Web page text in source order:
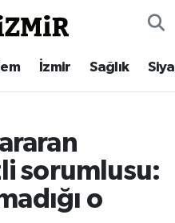
İzmir Sağlık
sorumlusu:
o